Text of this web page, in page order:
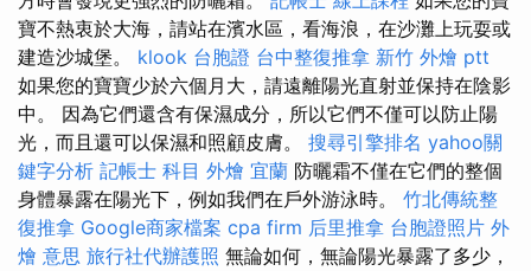
寶不熱衷於大海，請站在濱水區，看海浪，在沙灘上玩耍或
建造沙城堡。 klook 台胞證 台中整復推拿 新竹 外燴 ptt
如果您的寶寶少於六個月大，請遠離陽光直射並保持在陰影
中。 因為它們還含有保濕成分，所以它們不僅可以防止陽
光，而且還可以保濕和照顧皮膚。 搜尋引擎排名 yahoo關
鍵字分析 記帳士 科目 外燴 宜蘭 防曬霜不僅在它們的整個
身體暴露在陽光下，例如我們在戶外游泳時。 竹北傳統整
復推拿 Google商家檔案 cpa firm 后里推拿 台胞證照片 外
燴 意思 旅行社代辦護照 無論如何，無論陽光暴露了多少，